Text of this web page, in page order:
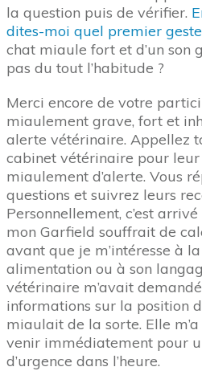
la question puis de vérifier.
dites-moi quel premier
chat miaule fort et d’un son
pas du tout l’habitude ?
Merci encore de votre
miaulement grave, fort et
alerte vétérinaire. Appellez
cabinet vétérinaire pour
miaulement d’alerte. Vous
questions et suivrez leurs
Personnellement, c’est
mon Garfield souffrait de
avant que je m’intéresse à
alimentation ou à son
vétérinaire m’avait
informations sur la position
miaulait de la sorte. Elle
venir immédiatement pour
d’urgence dans l’heure.